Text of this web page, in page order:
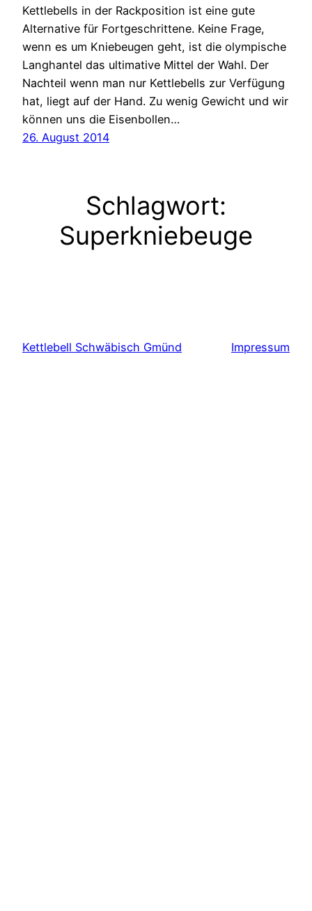
Kettlebells in der Rackposition ist eine gute
Alternative für Fortgeschrittene. Keine Frage,
wenn es um Kniebeugen geht, ist die olympische
Langhantel das ultimative Mittel der Wahl. Der
Nachteil wenn man nur Kettlebells zur Verfügung
hat, liegt auf der Hand. Zu wenig Gewicht und wir
können uns die Eisenbollen…
26. August 2014
Schlagwort:
Superkniebeuge
Kettlebell Schwäbisch Gmünd Impressum